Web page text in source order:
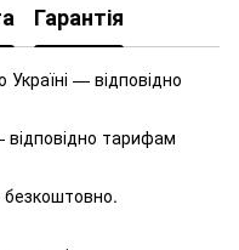
Гарантія
— відповідно
тарифам
безкоштовно.